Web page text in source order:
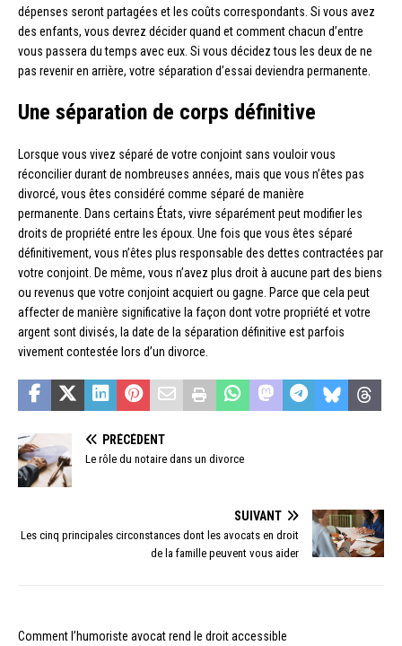
dépenses seront partagées et les coûts correspondants. Si vous avez
des enfants, vous devrez décider quand et comment chacun d’entre
vous passera du temps avec eux. Si vous décidez tous les deux de ne
pas revenir en arrière, votre séparation d’essai deviendra permanente.
Une séparation de corps définitive
Lorsque vous vivez séparé de votre conjoint sans vouloir vous
réconcilier durant de nombreuses années, mais que vous n’êtes pas
divorcé, vous êtes considéré comme séparé de manière
permanente. Dans certains États, vivre séparément peut modifier les
droits de propriété entre les époux. Une fois que vous êtes séparé
définitivement, vous n’êtes plus responsable des dettes contractées par
votre conjoint. De même, vous n’avez plus droit à aucune part des biens
ou revenus que votre conjoint acquiert ou gagne. Parce que cela peut
affecter de manière significative la façon dont votre propriété et votre
argent sont divisés, la date de la séparation définitive est parfois
vivement contestée lors d’un divorce.
PRÉCÉDENT
Le rôle du notaire dans un divorce
SUIVANT
Les cinq principales circonstances dont les avocats en droit
de la famille peuvent vous aider
Comment l’humoriste avocat rend le droit accessible